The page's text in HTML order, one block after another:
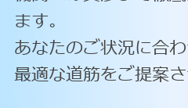
ます。
あなたのご状況に合
最適な道筋をご提案さ